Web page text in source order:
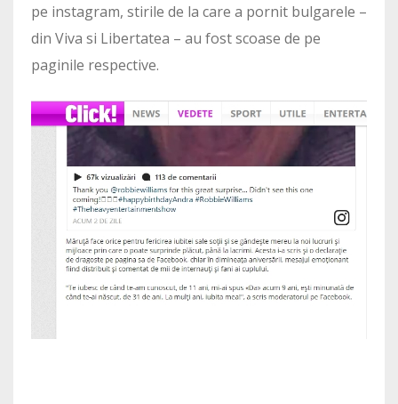
pe instagram, stirile de la care a pornit bulgarele –
din Viva si Libertatea – au fost scoase de pe
paginile respective.